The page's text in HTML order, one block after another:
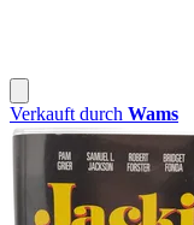
Verkauft durch Wams